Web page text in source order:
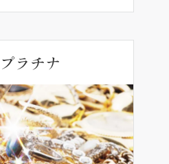
ラチナ